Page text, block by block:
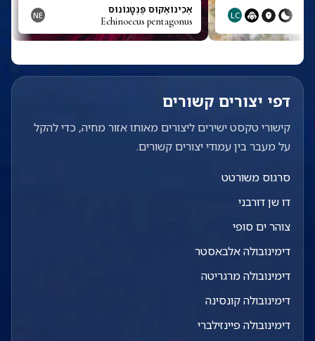
LC אֶכִינוֹאֶקוּס פֶּנְטָגוֹנוּס
Echinoecus pentagonus
NE
דפי יצורים קשורים
קישורי טקסט ישירים ליצורים מאותו אזור מחיה, כדי להקל
על מעבר בין עמודי יצורים קשורים.
סרגוס משורטט
דו שן דורבני
צוהר ים סופי
דימינובולה אלבאסטר
דימינובולה מרגריטה
דימינובולה קונסינה
דימינובולה פיינזילברי